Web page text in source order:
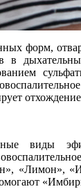
форм,
в
виды
«Лимон»,